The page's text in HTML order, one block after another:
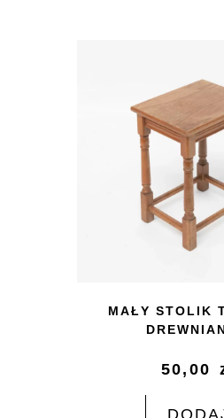
MAŁY STOLIK
50,00